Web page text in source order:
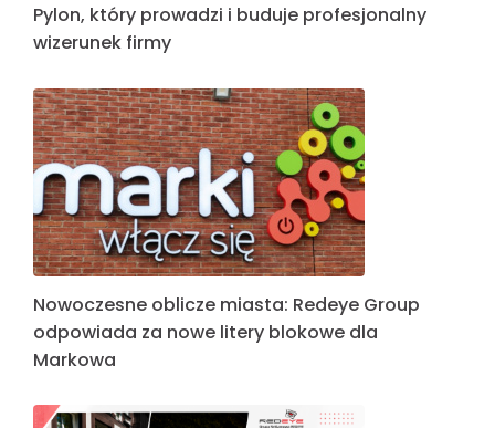
Pylon, który prowadzi i buduje profesjonalny
wizerunek firmy
Nowoczesne oblicze miasta: Redeye Group
odpowiada za nowe litery blokowe dla
Markowa